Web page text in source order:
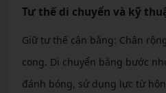
Tư thế di chuyển và kỹ
Giữ tư thế cân bằng: Chân
cong. Di chuyển bằng bước
đánh bóng, sử dụng lực từ